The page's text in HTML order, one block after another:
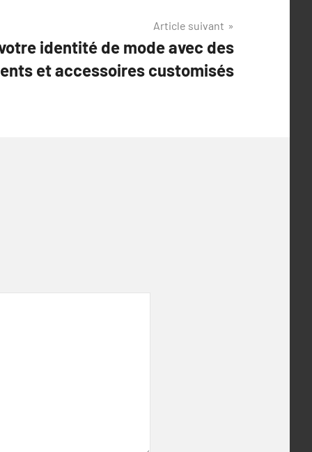
Article suivant
identité de mode avec des
et accessoires customisés